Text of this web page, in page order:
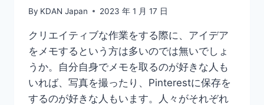
By KDAN Japan 2023 年 1 月 17 日
クリエイティブな作業をする際に、アイデア
をメモするという方は多いのでは無いでしょ
うか。自分自身でメモを取るのが好きな人も
いれば、写真を撮ったり、Pinterestに保存を
するのが好きな人もいます。人々がそれぞれ